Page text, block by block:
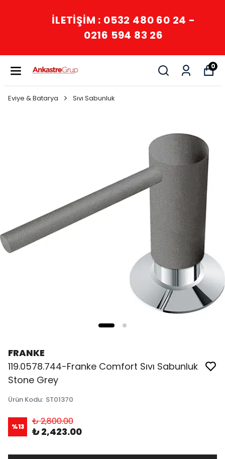
İLETİŞİM : 0532 480 60 24 -
0216 594 83 26
0
Eviye & Batarya Sıvı Sabunluk
FRANKE
119.0578.744-Franke Comfort Sıvı Sabunluk
Stone Grey
Ürün Kodu: ST01370
%13 ₺ 2,800.00
₺ 2,423.00